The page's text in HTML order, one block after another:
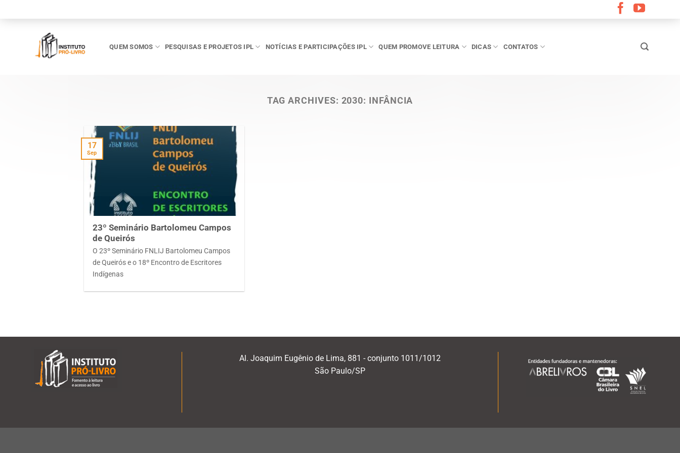
QUEM SOMOS PESQUISAS E PROJETOS IPL NOTÍCIAS E PARTICIPAÇÕES IPL QUEM PROMOVE LEITURA DICAS CONTATOS
TAG ARCHIVES: 2030: INFÂNCIA
23º Seminário Bartolomeu Campos
de Queirós
O 23º Seminário FNLIJ Bartolomeu Campos
de Queirós e o 18º Encontro de Escritores
Indígenas
17
Sep
Al. Joaquim Eugênio de Lima, 881 - conjunto 1011/1012
São Paulo/SP